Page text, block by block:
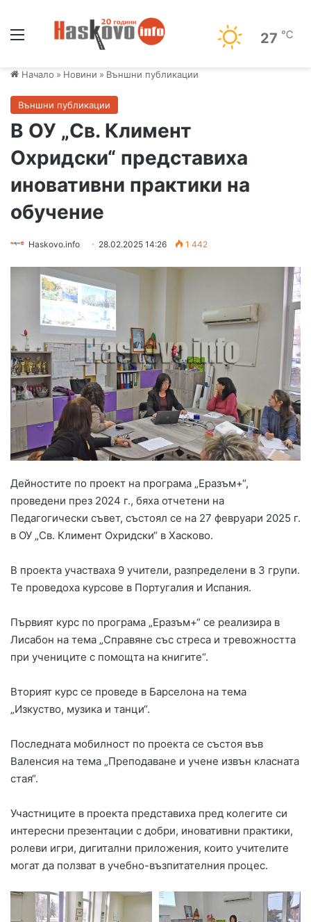
27 ℃
Начало » Новини » Външни публикации
Външни публикации
В ОУ „Св. Климент
Охридски“ представиха
иновативни практики на
обучение
Haskovo.info 28.02.2025 14:26 1 442
Дейностите по проект на програма „Еразъм+“,
проведени през 2024 г., бяха отчетени на
Педагогически съвет, състоял се на 27 февруари 2025 г.
в ОУ „Св. Климент Охридски“ в Хасково.
В проекта участваха 9 учители, разпределени в 3 групи.
Те проведоха курсове в Португалия и Испания.
Първият курс по програма „Еразъм+“ се реализира в
Лисабон на тема „Справяне със стреса и тревожността
при учениците с помощта на книгите“.
Вторият курс се проведе в Барселона на тема
„Изкуство, музика и танци“.
Последната мобилност по проекта се състоя във
Валенсия на тема „Преподаване и учене извън класната
стая“.
Участниците в проекта представиха пред колегите си
интересни презентации с добри, иновативни практики,
ролеви игри, дигитални приложения, които учителите
могат да ползват в учебно-възпитателния процес.